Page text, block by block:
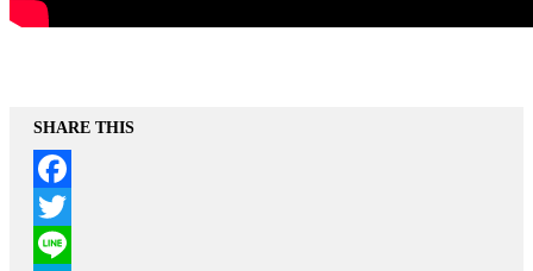
SHARE THIS
Facebook
Twitter